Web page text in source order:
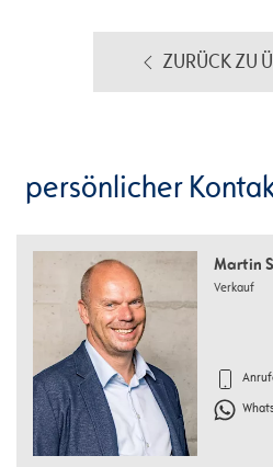
ZURÜCK ZU
persönlicher
Martin
Verkauf